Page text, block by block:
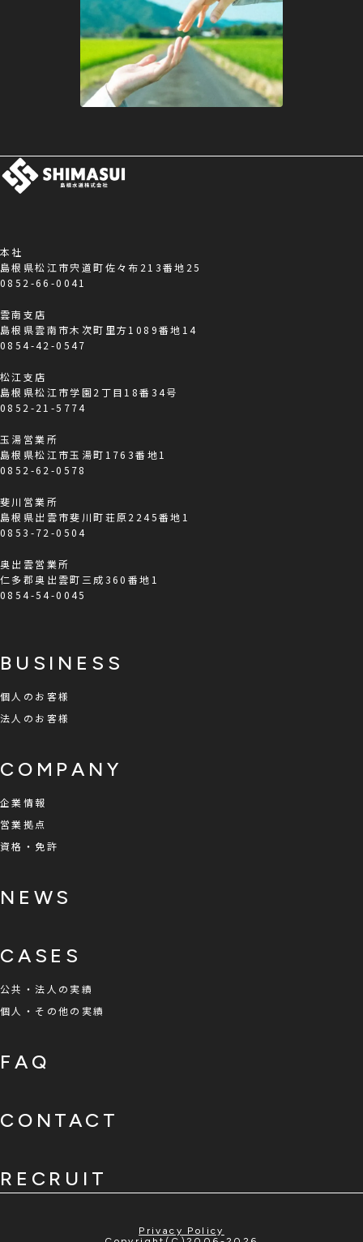
本社
島根県松江市宍道町佐々布213番地25
0852-66-0041
雲南支店
島根県雲南市木次町里方1089番地14
0854-42-0547
松江支店
島根県松江市学園2丁目18番34号
0852-21-5774
玉湯営業所
島根県松江市玉湯町1763番地1
0852-62-0578
斐川営業所
島根県出雲市斐川町荘原2245番地1
0853-72-0504
奥出雲営業所
仁多郡奥出雲町三成360番地1
0854-54-0045
BUSINESS
個人のお客様
法人のお客様
COMPANY
企業情報
営業拠点
資格・免許
NEWS
CASES
公共・法人の実績
個人・その他の実績
FAQ
CONTACT
RECRUIT
Privacy Policy